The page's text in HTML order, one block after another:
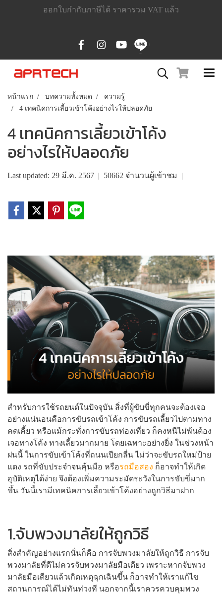
ออกใบกำกับภาษีได้ ราคารวม VAT แล้ว
หน้าแรก บทความทั้งหมด
ความรู้
4 เทคนิคการเลี้ยวเข้าโค้งอย่างไรให้ปลอดภัย
4 เทคนิคการเลี้ยวเข้าโค้ง
อย่างไรให้ปลอดภัย
Last updated: 29 มี.ค. 2567 | 50662 จำนวนผู้เข้าชม |
สำหรับการใช้รถยนต์ในปัจจุบัน สิ่งที่ผู้ขับขี่ทุกคนจะต้องเจอ
อย่างแน่นอนคือการขับรถเข้าโค้ง การขับรถเลี้ยวไปตามทาง
คดเคี้ยว หรือแม้กระทั่งการขับรถท่องเที่ยว ก็คงหนีไม่พ้นต้อง
เจอทางโค้ง ทางเลี้ยวมากมาย โดยเฉพาะอย่างยิ่ง ในช่วงหน้า
ฝนนี้ ในการขับเข้าโค้งที่ถนนเปียกลื่น ไม่ว่าจะขับรถใหม่ป้าย
แดง รถที่ขับประจำจนคุ้นมือ หรือรถมือสอง ก็อาจทำให้เกิด
อุบัติเหตุได้ง่าย จึงต้องเพิ่มความระมัดระวังในการขับขี่มาก
ขึ้น วันนี้เรามีเทคนิคการเลี้ยวเข้าโค้งอย่างถูกวิธีมาฝาก
1.จับพวงมาลัยให้ถูกวิธี
สิ่งสำคัญอย่างแรกนั่นก็คือ การจับพวงมาลัยให้ถูกวิธี การจับ
พวงมาลัยที่ดีไม่ควรจับพวงมาลัยมือเดียว เพราะหากจับพวง
มาลัยมือเดียวแล้วเกิดเหตุฉุกเฉินขึ้น ก็อาจทำให้เราแก้ไข
สถานการณ์ได้ไม่ทันท่วงที นอกจากนี้เราควรควบคุมพวง